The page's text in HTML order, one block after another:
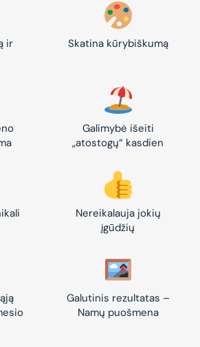
ir
Skatina kūrybiškumą
Galimybė išeiti
„atostogų“ kasdien
Nereikalauja jokių
įgūdžių
Galutinis rezultatas –
Namų puošmena